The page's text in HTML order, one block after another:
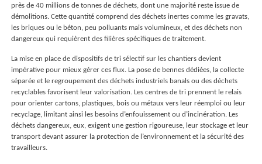
près de 40 millions de tonnes de déchets, dont une majorité reste issue de
démolitions. Cette quantité comprend des déchets inertes comme les gravats,
les briques ou le béton, peu polluants mais volumineux, et des déchets non
dangereux qui requièrent des filières spécifiques de traitement.
La mise en place de dispositifs de tri sélectif sur les chantiers devient
impérative pour mieux gérer ces flux. La pose de bennes dédiées, la collecte
séparée et le regroupement des déchets industriels banals ou des déchets
recyclables favorisent leur valorisation. Les centres de tri prennent le relais
pour orienter cartons, plastiques, bois ou métaux vers leur réemploi ou leur
recyclage, limitant ainsi les besoins d’enfouissement ou d’incinération. Les
déchets dangereux, eux, exigent une gestion rigoureuse, leur stockage et leur
transport devant assurer la protection de l’environnement et la sécurité des
travailleurs.